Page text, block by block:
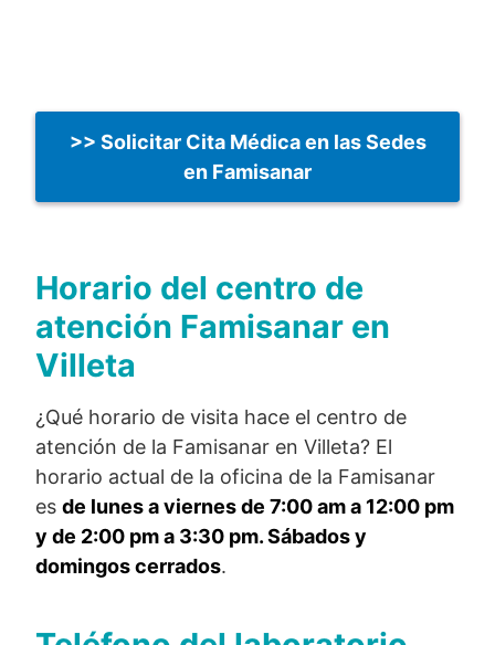
>> Solicitar Cita Médica en las Sedes
en Famisanar
Horario del centro de
atención Famisanar en
Villeta
¿Qué horario de visita hace el centro de
atención de la Famisanar en Villeta? El
horario actual de la oficina de la Famisanar
es de lunes a viernes de 7:00 am a 12:00 pm
y de 2:00 pm a 3:30 pm. Sábados y
domingos cerrados.